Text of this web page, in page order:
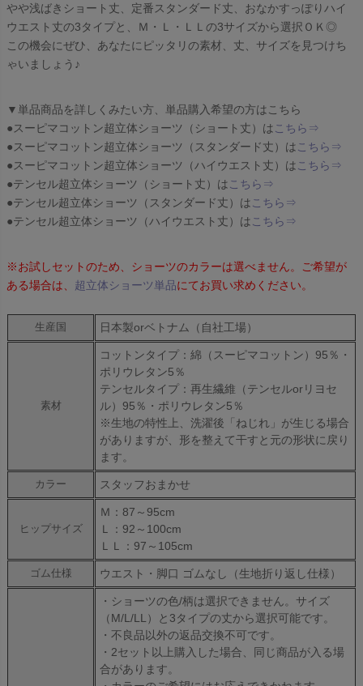
やや浅ばきショート丈、定番スタンダード丈、おなかすっぽりハイ
ウエスト丈の3タイプと、Ｍ・Ｌ・ＬＬの3サイズから選択ＯＫ◎
この機会にぜひ、あなたにピッタリの素材、丈、サイズを見つけち
ゃいましょう♪
▼単品商品を詳しくみたい方、単品購入希望の方はこちら
●スーピマコットン超立体ショーツ（ショート丈）は こちら⇒
●スーピマコットン超立体ショーツ（スタンダード丈）は こちら⇒
●スーピマコットン超立体ショーツ（ハイウエスト丈）は こちら⇒
●テンセル超立体ショーツ（ショート丈）は こちら⇒
●テンセル超立体ショーツ（スタンダード丈）は こちら⇒
●テンセル超立体ショーツ（ハイウエスト丈）は こちら⇒
※お試しセットのため、ショーツのカラーは選べません。ご希望が
ある場合は、 超立体ショーツ単品にてお買い求めください。
生産国 日本製orベトナム（自社工場）
素材
コットンタイプ：綿（スーピマコットン）95％・
ポリウレタン5％
テンセルタイプ：再生繊維（テンセルorリヨセ
ル）95％・ポリウレタン5％
※生地の特性上、洗濯後「ねじれ」が生じる場合
がありますが、形を整えて干すと元の形状に戻り
ます。
カラー スタッフおまかせ
ヒップサイズ
Ｍ：87～95cm
Ｌ：92～100cm
ＬＬ：97～105cm
ゴム仕様 ウエスト・脚口 ゴムなし（生地折り返し仕様）
・ショーツの色/柄は選択できません。サイズ
（M/L/LL）と3タイプの丈から選択可能です。
・不良品以外の返品交換不可です。
・2セット以上購入した場合、同じ商品が入る場
合があります。